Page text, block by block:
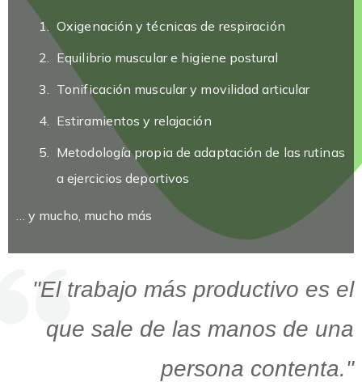
Oxigenación y técnicas de respiración
Equilibrio muscular e higiene postural
Tonificación muscular y movilidad articular
Estiramientos y relajación
Metodología propia de adaptación de las rutinas
a ejercicios deportivos
… y mucho, mucho más
"El trabajo más productivo es el
que sale de las manos de una
persona contenta."